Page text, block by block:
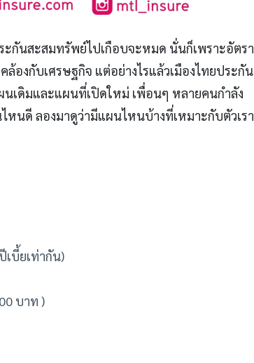
นสะสมทรัพย์ไปเกือบจะหมด นั่นก็เพราะอัตรา
งกับเศรษฐกิจ แต่อย่างไรแล้วเมืองไทยประกัน
เดิมและแผนที่เปิดใหม่ เพื่อนๆ หลายคนกำลัง
นดี ลองมาดูว่ามีแผนไหนบ้างที่เหมาะกับตัวเรา
เบี้ยเท่ากัน)
บาท )